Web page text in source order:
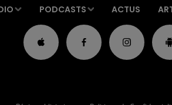
PODCASTS ACTUS